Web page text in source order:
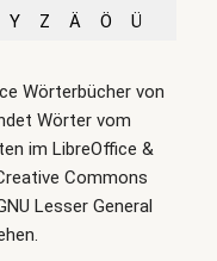
Y Z Ä Ö Ü
Wörterbücher von
Wörter vom
im LibreOffice &
Commons
Lesser General